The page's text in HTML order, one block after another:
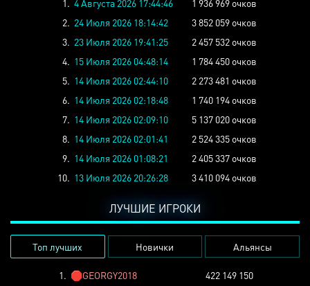
1. 4 Августа 2026 17:44:46
1 936 969 очков
2. 24 Июля 2026 18:14:42
3 852 059 очков
3. 23 Июля 2026 19:41:25
2 457 532 очков
4. 15 Июля 2026 04:48:14
1 784 450 очков
5. 14 Июля 2026 02:44:10
2 273 481 очков
6. 14 Июля 2026 02:18:48
1 740 194 очков
7. 14 Июля 2026 02:09:10
5 137 020 очков
8. 14 Июля 2026 02:01:41
2 524 335 очков
9. 14 Июля 2026 01:08:21
2 405 337 очков
10. 13 Июля 2026 20:26:28 3 410 094 очков
ЛУЧШИЕ ИГРОКИ
Топ лучших Новички Альянсы
1. 🛑GEORGY2018
422 149 150